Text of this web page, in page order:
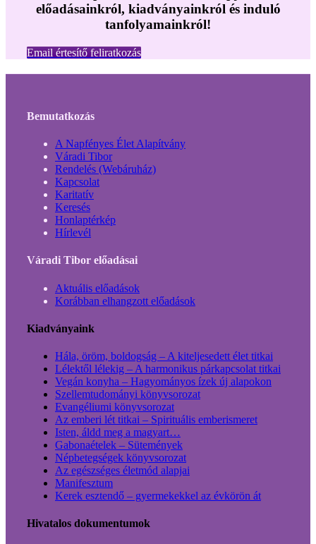
előadásainkról, kiadványainkról és induló
tanfolyamainkról!
Email értesítő feliratkozás
Bemutatkozás
A Napfényes Élet Alapítvány
Váradi Tibor
Rendelés (Webáruház)
Kapcsolat
Karitatív
Keresés
Honlaptérkép
Hírlevél
Váradi Tibor előadásai
Aktuális előadások
Korábban elhangzott előadások
Kiadványaink
Hála, öröm, boldogság – A kiteljesedett élet titkai
Lélektől lélekig – A harmonikus párkapcsolat titkai
Vegán konyha – Hagyományos ízek új alapokon
Szellemtudományi könyvsorozat
Evangéliumi könyvsorozat
Az emberi lét titkai – Spirituális emberismeret
Isten, áldd meg a magyart…
Gabonaételek – Sütemények
Népbetegségek könyvsorozat
Az egészséges életmód alapjai
Manifesztum
Kerek esztendő – gyermekekkel az évkörön át
Hivatalos dokumentumok